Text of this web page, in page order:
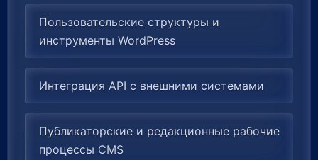
Пользовательские структуры и
инструменты WordPress
Интеграция API с внешними системами
Публикаторские и редакционные рабочие
процессы CMS